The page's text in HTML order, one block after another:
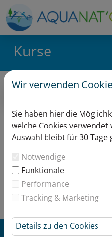
Kurse
Wir verwenden
Sie haben hier die
welche Cookies
Auswahl bleibt für 30 Tage
Notwendige
Funktionale
Performance
Tracking & Marketing
Details zu den Cookies